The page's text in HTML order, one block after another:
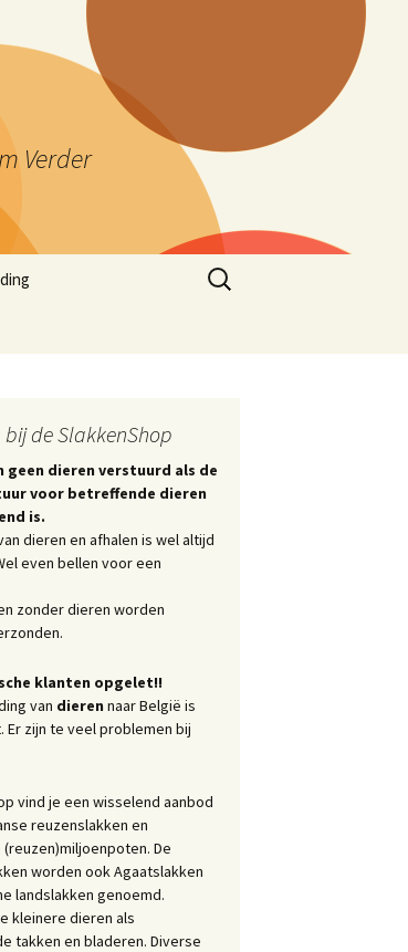
Verder
Zoeken
naar:
bij de SlakkenShop
geen dieren verstuurd als de
voor betreffende dieren
is.
dieren en afhalen is wel altijd
even bellen voor een
zonder dieren worden
klanten opgelet!!
van dieren naar België is
zijn te veel problemen bij
vind je een wisselend aanbod
reuzenslakken en
De
worden ook Agaatslakken
landslakken genoemd.
kleinere dieren als
takken en bladeren. Diverse